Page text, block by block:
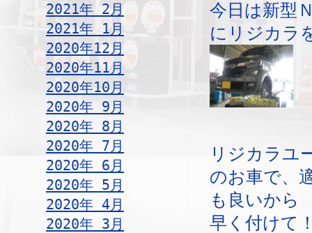
2021年 2月
2021年 1月
2020年12月
2020年11月
2020年10月
2020年 9月
2020年 8月
2020年 7月
2020年 6月
2020年 5月
2020年 4月
2020年 3月
今日は新型
にリジカラ
リジカラユ
のお車で、
も良いから
早く付けて